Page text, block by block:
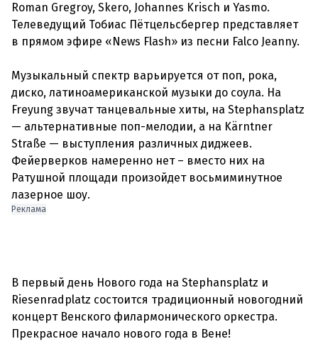
Roman Gregroy, Skero, Johannes Krisch и Yasmo.
Телеведущий Тобиас Пётцельсбергер представляет
в прямом эфире «News Flash» из песни Falco Jeanny.
Музыкальный спектр варьируется от поп, рока,
диско, латиноамериканской музыки до соула. На
Freyung звучат танцевальные хиты, на Stephansplatz
— альтернативные поп-мелодии, а на Kärntner
Straße — выступления различных диджеев.
Фейерверков намеренно нет – вместо них на
Ратушной площади произойдет восьмиминутное
Реклама
В первый день Нового года на Stephansplatz и
Riesenradplatz состоится традиционный новогодний
концерт Венского филармонического оркестра.